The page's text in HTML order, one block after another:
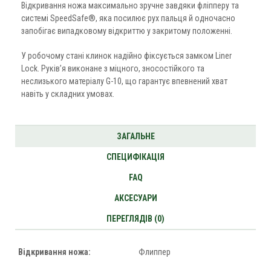
Відкривання ножа максимально зручне завдяки фліпперу та
системі SpeedSafe®, яка посилює рух пальця й одночасно
запобігає випадковому відкриттю у закритому положенні.
У робочому стані клинок надійно фіксується замком Liner
Lock. Руків’я виконане з міцного, зносостійкого та
неслизького матеріалу G-10, що гарантує впевнений хват
навіть у складних умовах.
ЗАГАЛЬНЕ
СПЕЦИФІКАЦІЯ
FAQ
АКСЕСУАРИ
ПЕРЕГЛЯДІВ (0)
Відкривання ножа: Флиппер